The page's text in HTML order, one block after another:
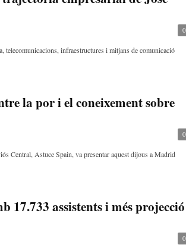
0
telecomunicacions, infraestructures i mitjans de comunicació
la por i el coneixement sobre
0
Central, Astuce Spain, va presentar aquest dijous a Madrid
17.733 assistents i més projecció
0